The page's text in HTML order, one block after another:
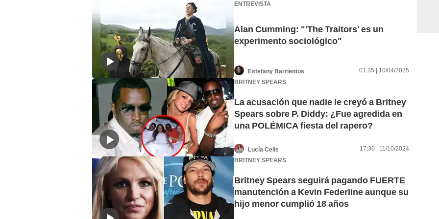
ENTREVISTA
Alan Cumming: "'The Traitors' es un
experimento sociológico"
Estefany Barrientos
01:35 | 10/04/2025
BRITNEY SPEARS
La acusación que nadie le creyó a Britney
Spears sobre P. Diddy: ¿Fue agredida en
una POLÉMICA fiesta del rapero?
Lucía Celis
17:30 | 11/10/2024
BRITNEY SPEARS
Britney Spears seguirá pagando FUERTE
manutención a Kevin Federline aunque su
hijo menor cumplió 18 años